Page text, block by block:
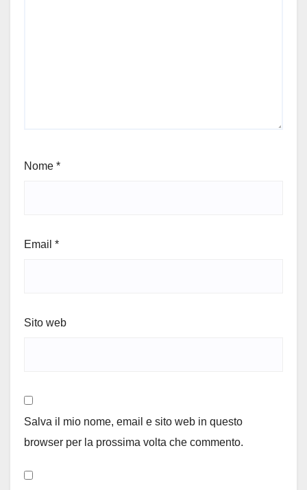
Nome *
Email *
Sito web
Salva il mio nome, email e sito web in questo
browser per la prossima volta che commento.